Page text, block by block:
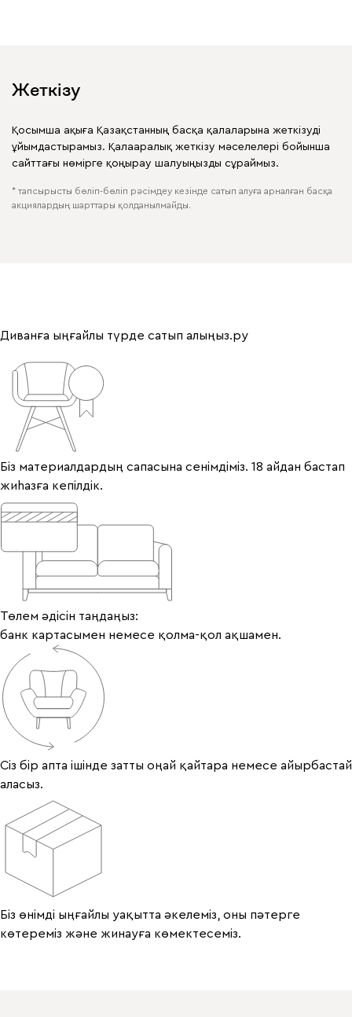
Жеткізу
Қосымша ақыға Қазақстанның басқа қалаларына жеткізуді
ұйымдастырамыз. Қалааралық жеткізу мәселелері бойынша
сайттағы нөмірге қоңырау шалуыңызды сұраймыз.
* тапсырысты бөліп-бөліп рәсімдеу кезінде сатып алуға арналған басқа
акциялардың шарттары қолданылмайды.
Диванға ыңғайлы түрде сатып алыңыз.ру
Біз материалдардың сапасына сенімдіміз. 18 айдан бастап
жиһазға кепілдік.
Төлем әдісін таңдаңыз:
банк картасымен немесе қолма-қол ақшамен.
Сіз бір апта ішінде затты оңай қайтара немесе айырбастай
аласыз.
Біз өнімді ыңғайлы уақытта әкелеміз, оны пәтерге
көтереміз және жинауға көмектесеміз.